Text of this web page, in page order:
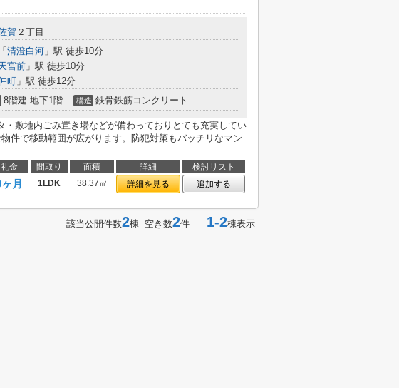
賀 ２丁目
「 清澄白河 」駅 徒歩10分
宮前 」駅 徒歩10分
町 」駅 徒歩12分
8階建 地下1階 構造 鉄骨鉄筋コンクリート
・敷地内ごみ置き場などが備わっておりとても充実してい
件で移動範囲が広がります。防犯対策もバッチリなマン
礼金 間取り 面積 詳細
検討リスト
月 1LDK 38.37㎡ 詳細を見る 追加する
該当公開件数2棟 空き数2件 1-2棟表示